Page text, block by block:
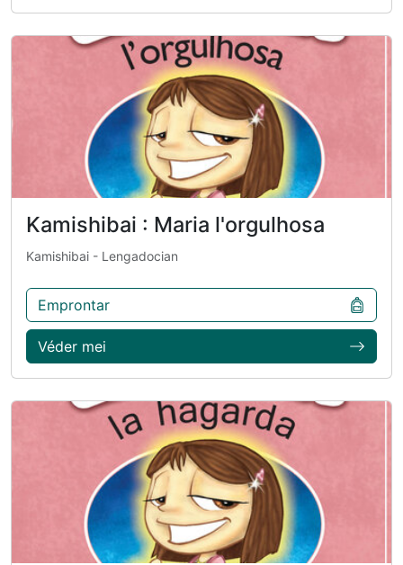
Kamishibai : Maria l'orgulhosa
Kamishibai - Lengadocian
Emprontar
Véder mei